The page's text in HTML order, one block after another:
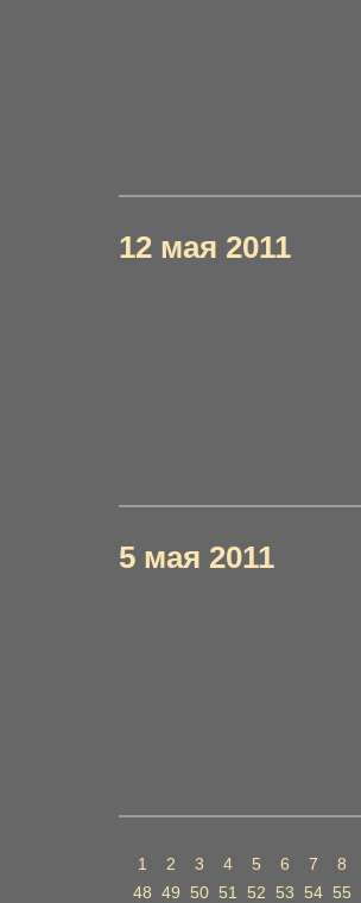
12 мая 2011
5 мая 2011
1 2 3 4 5 6 7 8
48 49 50 51 52 53 54 55